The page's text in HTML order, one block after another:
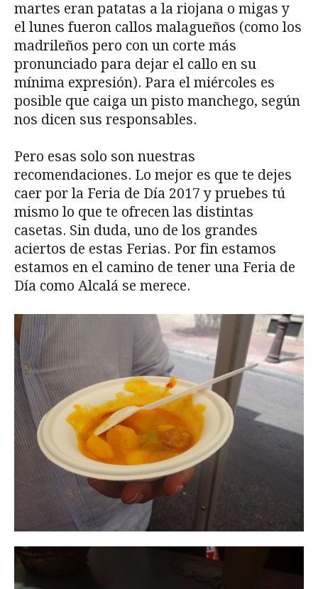
martes eran patatas a la riojana o migas y
el lunes fueron callos malagueños (como los
madrileños pero con un corte más
pronunciado para dejar el callo en su
mínima expresión). Para el miércoles es
posible que caiga un pisto manchego, según
nos dicen sus responsables.
Pero esas solo son nuestras
recomendaciones. Lo mejor es que te dejes
caer por la Feria de Día 2017 y pruebes tú
mismo lo que te ofrecen las distintas
casetas. Sin duda, uno de los grandes
aciertos de estas Ferias. Por fin estamos
estamos en el camino de tener una Feria de
Día como Alcalá se merece.